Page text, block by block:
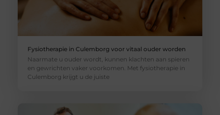
Fysiotherapie in Culemborg voor vitaal ouder worden
Naarmate u ouder wordt, kunnen klachten aan spieren
en gewrichten vaker voorkomen. Met fysiotherapie in
Culemborg krijgt u de juiste